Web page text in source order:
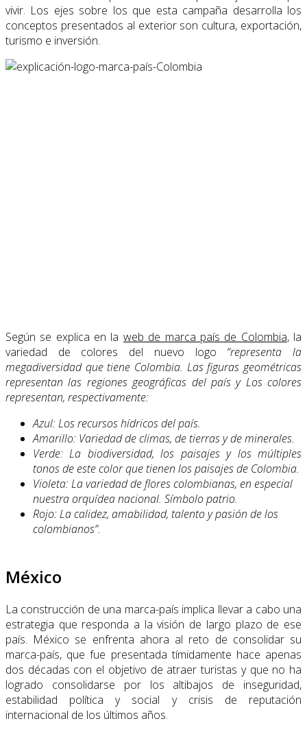
vivir. Los ejes sobre los que esta campaña desarrolla los
conceptos presentados al exterior son cultura, exportación,
turismo e inversión.
Según se explica en la web de marca país de Colombia, la
variedad de colores del nuevo logo “representa la
megadiversidad que tiene Colombia. Las figuras geométricas
repre­sentan las regiones geográficas del país y Los colores
representan, respectivamente:
Azul: Los recursos hídricos del país.
Amarillo: Variedad de climas, de tierras y de minerales.
Verde: La biodiversidad, los paisajes y los múltiples
tonos de este color que tienen los paisajes de Colombia.
Violeta: La variedad de flores colombianas, en especial
nuestra orquídea nacional. Símbolo patrio.
Rojo: La calidez, amabilidad, talento y pasión de los
colombianos”.
México
La construcción de una marca-país implica llevar a cabo una
estrategia que responda a la visión de largo plazo de ese
país. México se enfrenta ahora al reto de consolidar su
marca-país, que fue presentada tímidamente hace apenas
dos décadas con el objetivo de atraer turistas y que no ha
logrado consolidarse por los altibajos de inseguridad,
estabilidad política y social y crisis de reputación
internacional de los últimos años.